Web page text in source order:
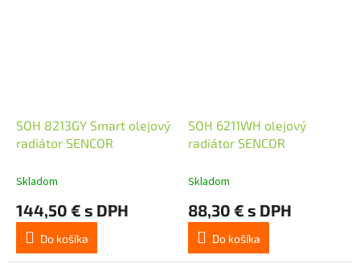
SOH 8213GY Smart olejový
radiátor SENCOR
Skladom
144,50 € s DPH
Do košíka
SOH 6211WH olejový
radiátor SENCOR
Skladom
88,30 € s DPH
Do košíka